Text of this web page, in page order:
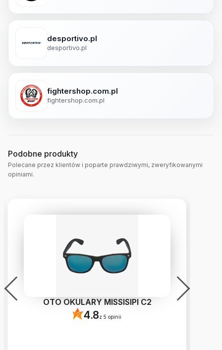
desportivo.pl
desportivo.pl
fightershop.com.pl
fightershop.com.pl
Podobne produkty
Polecane przez klientów i poparte prawdziwymi, zweryfikowanymi
opiniami.
OTO OKULARY MISSISIPI C2
4.8z 5 opinii